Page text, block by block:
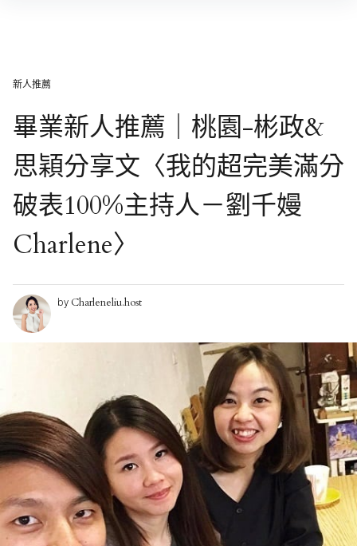
新人推薦
畢業新人推薦｜桃園-彬政&
思穎分享文〈我的超完美滿分
破表100%主持人－劉千嫚
Charlene〉
by Charleneliu.host